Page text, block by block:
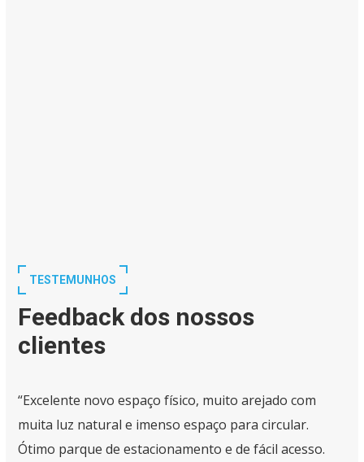
TESTEMUNHOS
Feedback dos nossos
clientes
“Excelente novo espaço físico, muito arejado com
muita luz natural e imenso espaço para circular.
Ótimo parque de estacionamento e de fácil acesso.